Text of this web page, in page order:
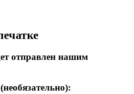
отправлен нашим